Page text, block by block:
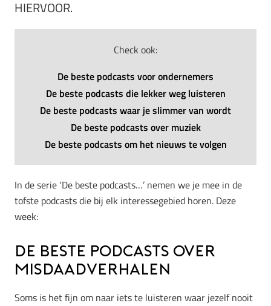
HIERVOOR.
Check ook:
De beste podcasts voor ondernemers
De beste podcasts die lekker weg luisteren
De beste podcasts waar je slimmer van wordt
De beste podcasts over muziek
De beste podcasts om het nieuws te volgen
In de serie ‘De beste podcasts…’ nemen we je mee in de
tofste podcasts die bij elk interessegebied horen. Deze
week:
De beste podcasts over
misdaadverhalen
Soms is het fijn om naar iets te luisteren waar jezelf nooit